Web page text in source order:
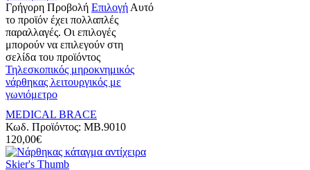
Γρήγορη Προβολή Επιλογή Αυτό
το προϊόν έχει πολλαπλές
παραλλαγές. Οι επιλογές
μπορούν να επιλεγούν στη
σελίδα του προϊόντος
Τηλεσκοπικός μηροκνημικός
νάρθηκας λειτουργικός με
γωνιόμετρο
MEDICAL BRACE
Κωδ. Προϊόντος: MB.9010
120,00€